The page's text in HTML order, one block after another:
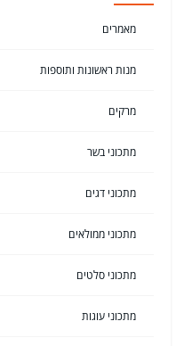
מאמרים
מנות ראשונות ותוספות
מרקים
מתכוני בשר
מתכוני דגים
מתכוני ממולאים
מתכוני סלטים
מתכוני עוגות